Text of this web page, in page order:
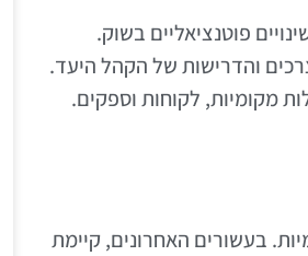
פוטנציאליים בשוק.
והדרישות של הקהל היעד.
מקומיות, לקוחות וספקים.
בעשורים האחרונים, קיימת